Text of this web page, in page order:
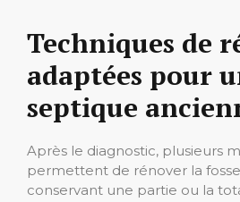
Techniques de
adaptées pour
septique
Après le diagnostic, plusieurs
permettent de rénover la
conservant une partie ou la